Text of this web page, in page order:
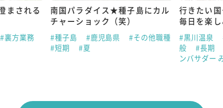
まされる
#裏方業務
南国パラダイス★種子島にカル
チャーショック（笑）
#種子島 #鹿児島県
#その他職種
#短期
#夏
行きたい
毎日を楽
#黒川温泉
般
#長期
ンバサダー